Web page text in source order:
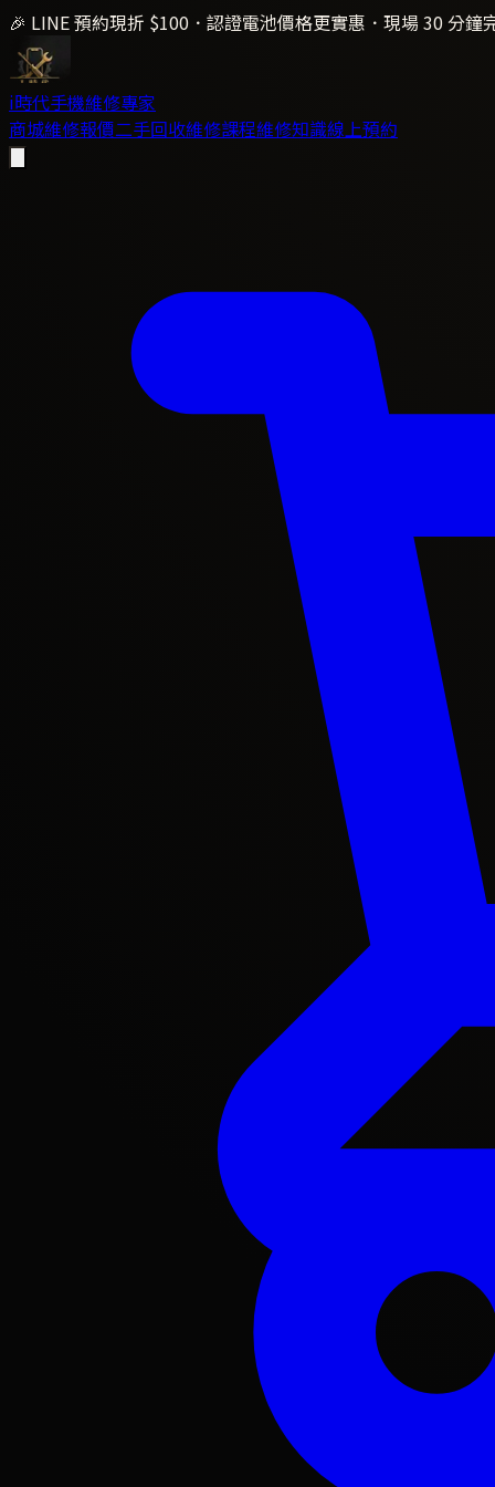
🎉 LINE 預約現折 $100．認證電池價格更實惠．現場 30 分鐘
i時代手機維修專家
商城維修報價二手回收維修課程維修知識線上預約